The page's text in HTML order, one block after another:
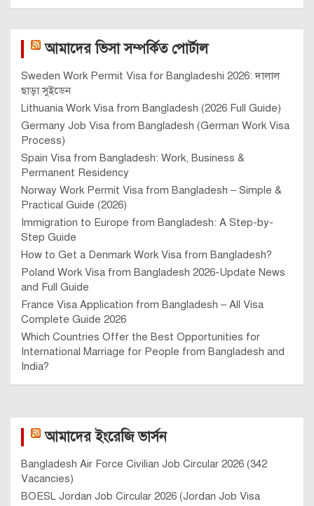
আমাদের ভিসা সম্পর্কিত পোর্টাল
Sweden Work Permit Visa for Bangladeshi 2026: দালাল
ছাড়া সুইডেন
Lithuania Work Visa from Bangladesh (2026 Full Guide)
Germany Job Visa from Bangladesh (German Work Visa
Process)
Spain Visa from Bangladesh: Work, Business &
Permanent Residency
Norway Work Permit Visa from Bangladesh – Simple &
Practical Guide (2026)
Immigration to Europe from Bangladesh: A Step-by-
Step Guide
How to Get a Denmark Work Visa from Bangladesh?
Poland Work Visa from Bangladesh 2026-Update News
and Full Guide
France Visa Application from Bangladesh – All Visa
Complete Guide 2026
Which Countries Offer the Best Opportunities for
International Marriage for People from Bangladesh and
India?
আমাদের ইংরেজি ভার্সন
Bangladesh Air Force Civilian Job Circular 2026 (342
Vacancies)
BOESL Jordan Job Circular 2026 (Jordan Job Visa